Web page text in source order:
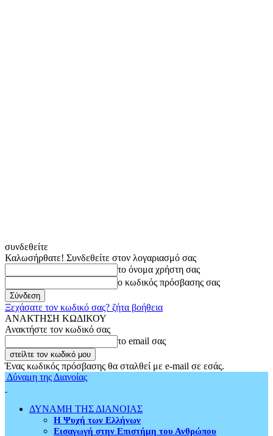
συνδεθείτε
Καλωσήρθατε! Συνδεθείτε στον λογαριασμό σας
το όνομα χρήστη σας
ο κωδικός πρόσβασης σας
Ξεχάσατε τον κωδικό σας? ζήτα βοήθεια
ΑΝΑΚΤΗΣΗ ΚΩΔΙΚΟΥ
Ανακτήστε τον κωδικό σας
το email σας
Ένας κωδικός πρόσβασης θα σταλθεί με e-mail σε εσάς.
Δύναμη της Διανοίας
ΔΥΝΑΜΗ ΤΗΣ ΔΙΑΝΟΙΑΣ
Η Ψυχή των Ελλήνων
Εισαγωγή στην Επιστήμη του Ανθρώπου